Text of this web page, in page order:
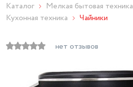
Каталог
Мелкая бытовая техника
Кухонная техника
Чайники
нет отзывов